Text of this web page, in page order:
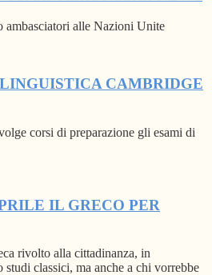
ambasciatori alle Nazioni Unite
CAMBRIDGE
corsi di preparazione gli esami di
IL GRECO PER
rivolto alla cittadinanza, in
classici, ma anche a chi vorrebbe